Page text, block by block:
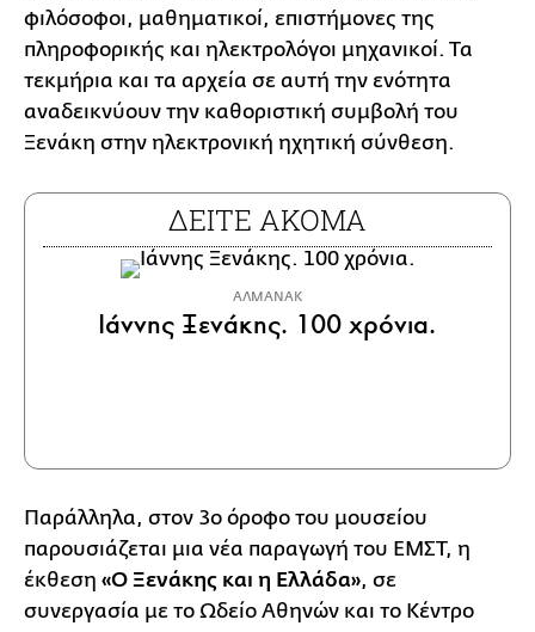
φιλόσοφοι, μαθηματικοί, επιστήμονες της
πληροφορικής και ηλεκτρολόγοι μηχανικοί. Τα
τεκμήρια και τα αρχεία σε αυτή την ενότητα
αναδεικνύουν την καθοριστική συμβολή του
Ξενάκη στην ηλεκτρονική ηχητική σύνθεση.
ΔΕΙΤΕ ΑΚΟΜΑ
ΑΛΜΑΝΑΚ
Ιάννης Ξενάκης. 100 χρόνια.
Παράλληλα, στον 3ο όροφο του μουσείου
παρουσιάζεται μια νέα παραγωγή του ΕΜΣΤ, η
έκθεση «Ο Ξενάκης και η Ελλάδα», σε
συνεργασία με το Ωδείο Αθηνών και το Κέντρο